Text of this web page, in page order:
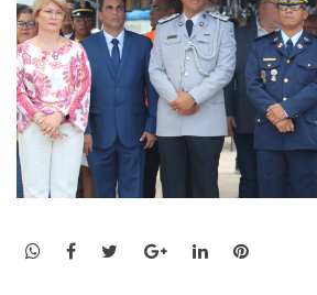
WhatsApp
Facebook
TwitterGoogle+LinkedInPinterest